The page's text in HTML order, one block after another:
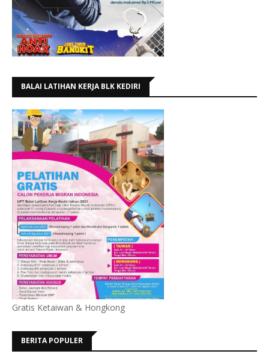
BALAI LATIHAN KERJA BLK KEDIRI
Gratis Ketaiwan & Hongkong
BERITA POPULER